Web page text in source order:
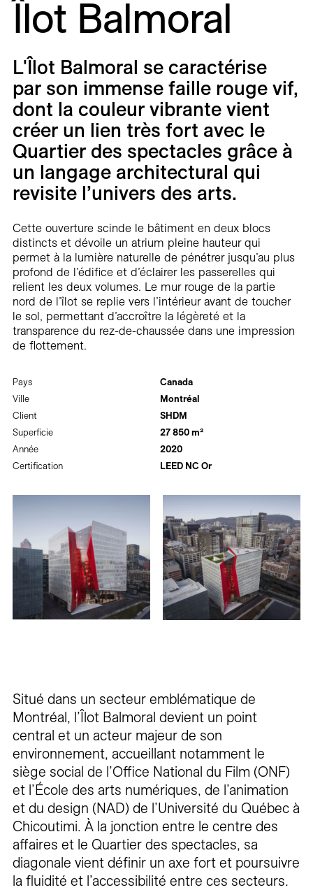
Carrières
Îlot Balmoral
Pays
Canada
Ville
Montréal
Client
SHDM
Superficie
27 850 m²
Année
2020
Certification
LEED NC Or
L'Îlot Balmoral se caractérise
par son immense faille rouge vif,
dont la couleur vibrante vient
créer un lien très fort avec le
Quartier des spectacles grâce à
un langage architectural qui
revisite l’univers des arts.
Cette ouverture scinde le bâtiment en deux blocs
distincts et dévoile un atrium pleine hauteur qui
permet à la lumière naturelle de pénétrer jusqu’au plus
profond de l’édifice et d’éclairer les passerelles qui
relient les deux volumes. Le mur rouge de la partie
nord de l’îlot se replie vers l’intérieur avant de toucher
le sol, permettant d’accroître la légèreté et la
transparence du rez-de-chaussée dans une impression
de flottement.
Situé dans un secteur emblématique de
Montréal, l’Îlot Balmoral devient un point
central et un acteur majeur de son
environnement, accueillant notamment le
siège social de l’Office National du Film (ONF)
et l’École des arts numériques, de l’animation
et du design (NAD) de l’Université du Québec à
Chicoutimi. À la jonction entre le centre des
affaires et le Quartier des spectacles, sa
diagonale vient définir un axe fort et poursuivre
la fluidité et l’accessibilité entre ces secteurs.